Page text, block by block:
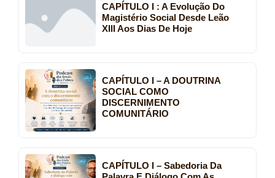
CAPÍTULO I : A Evolução Do
Magistério Social Desde Leão
XIII Aos Dias De Hoje
CAPÍTULO I – A DOUTRINA
SOCIAL COMO
DISCERNIMENTO
COMUNITÁRIO
CAPÍTULO I – Sabedoria Da